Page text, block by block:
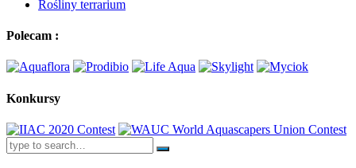
Rośliny terrarium
Polecam :
Konkursy